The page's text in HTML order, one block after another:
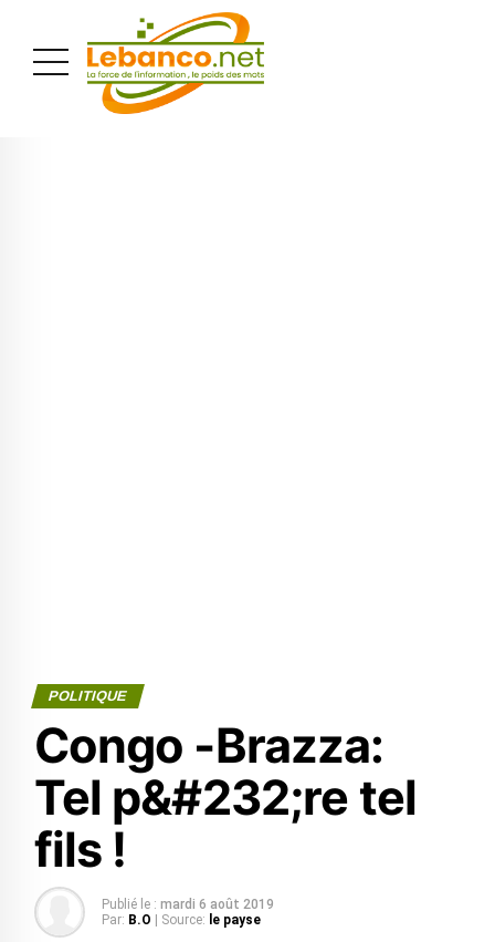
POLITIQUE
Congo -Brazza:
Tel p&#232;re tel
fils !
Publié le : mardi 6 août 2019
Par: B.O | Source: le payse